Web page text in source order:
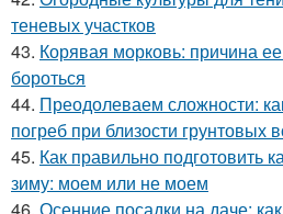
теневых участков
43. Корявая морковь: причина
бороться
44. Преодолеваем сложности:
погреб при близости грунтовых
45. Как правильно подготовить
зиму: моем или не моем
46. Осенние посадки на даче: